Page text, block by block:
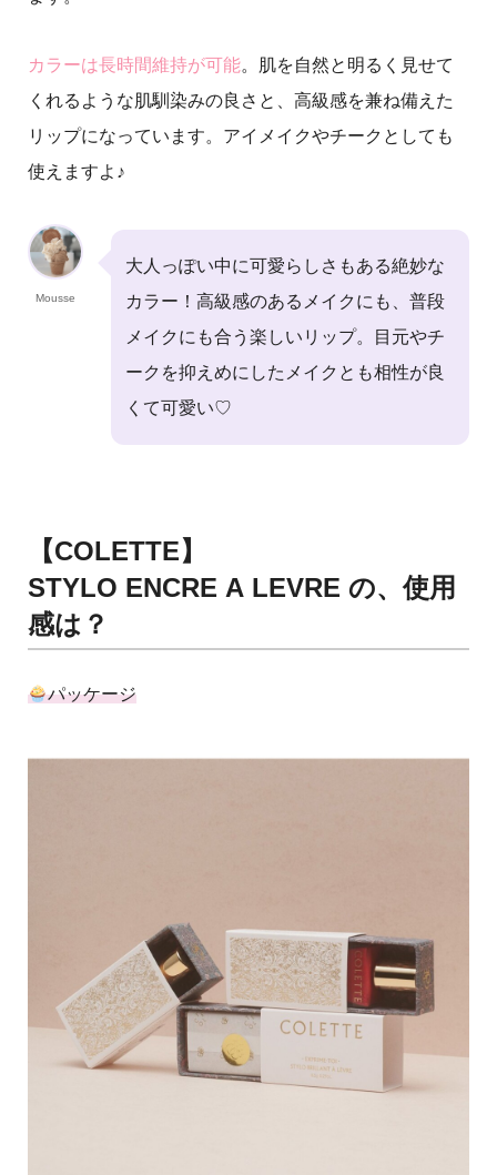
カラーは長時間維持が可能。肌を自然と明るく見せて
くれるような肌馴染みの良さと、高級感を兼ね備えた
リップになっています。アイメイクやチークとしても
使えますよ♪
Mousse
大人っぽい中に可愛らしさもある絶妙な
カラー！高級感のあるメイクにも、普段
メイクにも合う楽しいリップ。目元やチ
ークを抑えめにしたメイクとも相性が良
くて可愛い♡
【COLETTE】
STYLO ENCRE A LEVRE の、使用
感は？
パッケージ